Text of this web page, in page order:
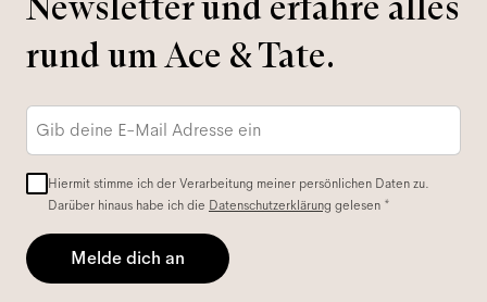
rund um Ace & Tate.
E-
Mail-
Hiermit stimme ich der Verarbeitung meiner persönlichen Daten zu.
Darüber hinaus habe ich die Datenschutzerklärung gelesen *
Melde dich an